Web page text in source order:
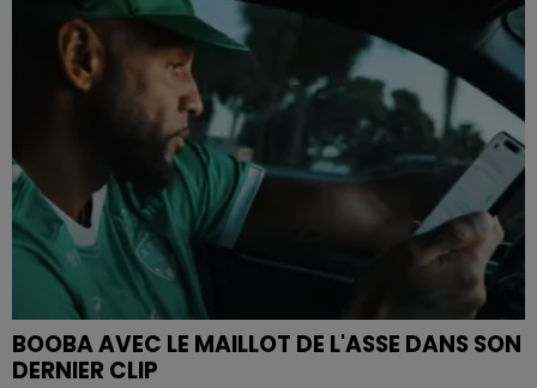
BOOBA AVEC LE MAILLOT DE L'ASSE DANS SON
DERNIER CLIP